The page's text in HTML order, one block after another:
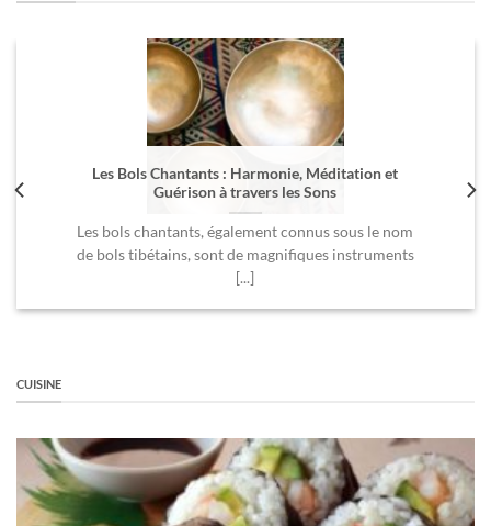
Les Bols Chantants : Harmonie, Méditation et
Guérison à travers les Sons
Les bols chantants, également connus sous le nom
de bols tibétains, sont de magnifiques instruments
[...]
CUISINE